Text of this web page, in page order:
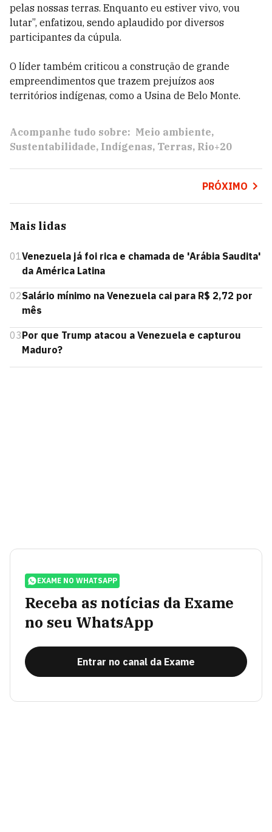
pelas nossas terras. Enquanto eu estiver vivo, vou
lutar”, enfatizou, sendo aplaudido por diversos
participantes da cúpula.
O líder também criticou a construção de grande
empreendimentos que trazem prejuízos aos
territórios indígenas, como a Usina de Belo Monte.
Acompanhe tudo sobre: Meio ambiente
Sustentabilidade Indígenas Terras Rio+20
PRÓXIMO
Mais lidas
01Venezuela já foi rica e chamada de 'Arábia Saudita'
da América Latina
02Salário mínimo na Venezuela cai para R$ 2,72 por
mês
03Por que Trump atacou a Venezuela e capturou
Maduro?
EXAME NO WHATSAPP
Receba as notícias da Exame
no seu WhatsApp
Entrar no canal da Exame